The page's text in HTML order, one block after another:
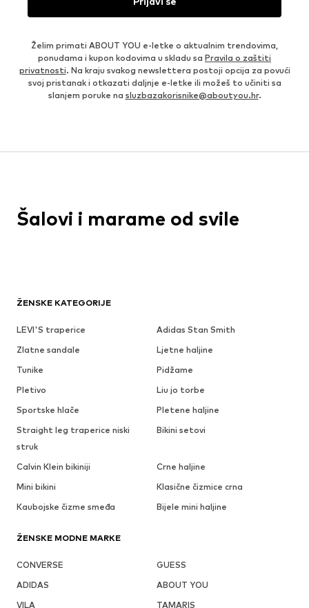
Želim primati ABOUT YOU e-letke o aktualnim trendovima,
ponudama i kupon kodovima u skladu sa Pravila o zaštiti
privatnosti. Na kraju svakog newslettera postoji opcija za povući
svoj pristanak i otkazati daljnje e-letke ili možeš to učiniti sa
slanjem poruke na sluzbazakorisnike@aboutyou.hr.
ŽENSKE KATEGORIJE
LEVI'S traperice
Adidas Stan Smith
Zlatne sandale
Ljetne haljine
Tunike
Pidžame
Pletivo
Liu jo torbe
Sportske hlače
Pletene haljine
Straight leg traperice niski
struk
Bikini setovi
Calvin Klein bikiniji
Crne haljine
Mini bikini
Klasične čizmice crna
Kaubojske čizme smeđa
Bijele mini haljine
ŽENSKE MODNE MARKE
CONVERSE
GUESS
ADIDAS
ABOUT YOU
VILA
TAMARIS
Šalovi i marame od svile